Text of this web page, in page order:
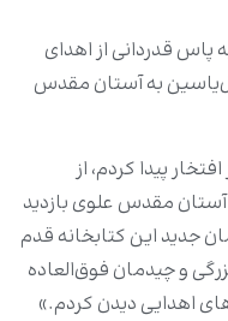
پاس قدردانی از اهدای
به آستان مقدس
پیدا کردم، از
آستان مقدس علوی بازدید
این کتابخانه قدم
و چیدمان فوق‌العاده
اهدایی دیدن کردم.»